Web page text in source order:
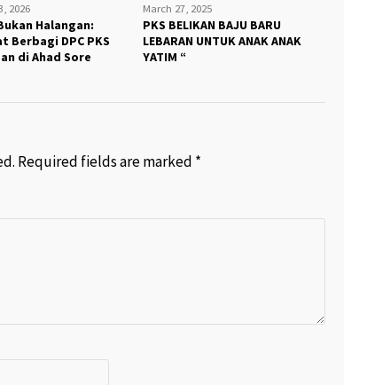
2026
Halangan:
Berbagi DPC PKS
di Ahad Sore
March 27, 2025
PKS BELIKAN BAJU BARU
LEBARAN UNTUK ANAK ANAK
YATIM “
Required fields are marked *